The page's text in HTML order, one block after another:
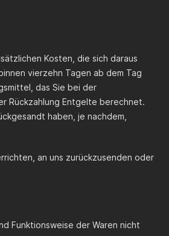
Kosten, die sich daraus
vierzehn Tagen ab dem Tag
das Sie bei der
Rückzahlung Entgelte berechnet.
haben, je nachdem,
an uns zurückzusenden oder
Funktionsweise der Waren nicht